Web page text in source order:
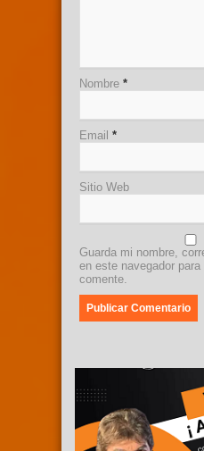
Nombre *
Email *
Sitio Web
Guarda mi nombre,
en este navegador
comente.